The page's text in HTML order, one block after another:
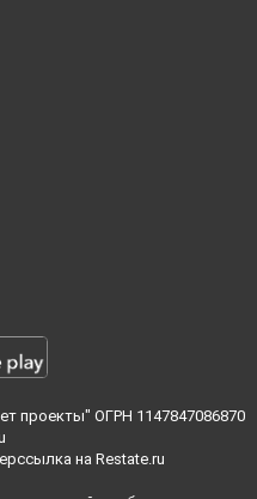
проекты" ОГРН 1147847086870
на Restate.ru